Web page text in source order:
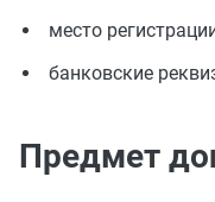
место
банковские
Предмет